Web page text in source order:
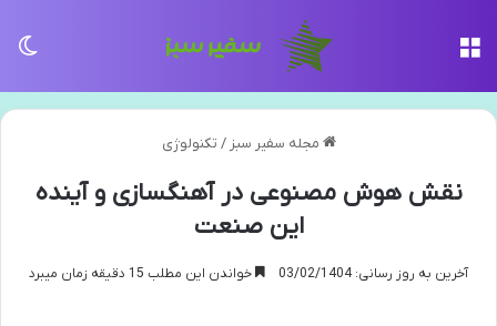
مجله سفیر سبز / تکنولوژی
نقش هوش مصنوعی در آهنگسازی و آینده
این صنعت
آخرین به روز رسانی: 03/02/1404 خواندن این مطلب 15 دقیقه زمان میبرد